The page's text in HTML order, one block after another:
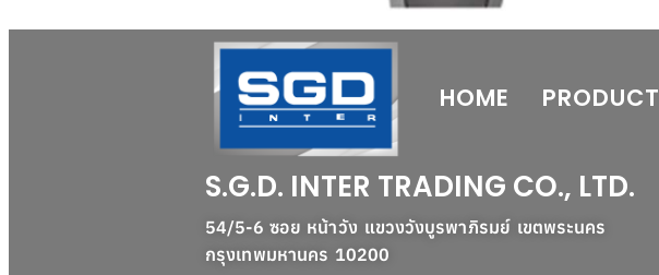
HOME PRODUCT
S.G.D. INTER TRADING CO., LTD.
54/5-6 ซอย หน้าวัง แขวงวังบูรพาภิรมย์ เขตพระนคร
กรุงเทพมหานคร 10200